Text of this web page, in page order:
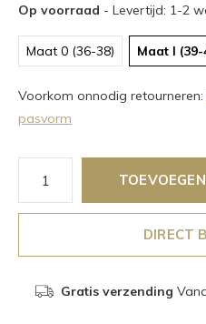
Op voorraad - Levertijd: 1-2
Maat 0 (36-38) Maat I (39-
Voorkom onnodig retourneren:
pasvorm
DIRECT
Gratis verzending